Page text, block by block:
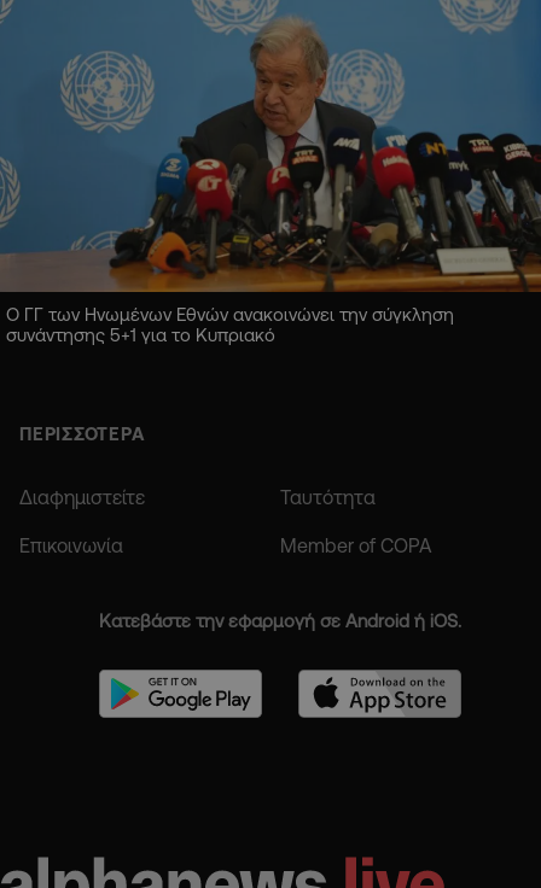
Ο ΓΓ των Ηνωμένων Εθνών ανακοινώνει την σύγκληση
συνάντησης 5+1 για το Κυπριακό
ΠΕΡΙΣΣΟΤΕΡΑ
Διαφημιστείτε Ταυτότητα
Επικοινωνία Member of COPA
Κατεβάστε την εφαρμογή σε Android ή iOS.